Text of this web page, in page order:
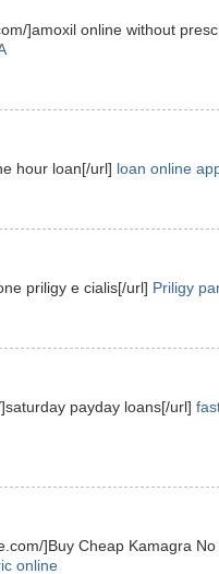
]amoxil online without
hour loan[/url]
loan online
priligy e cialis[/url] Priligy
payday loans[/url]
]Buy Cheap Kamagra
online